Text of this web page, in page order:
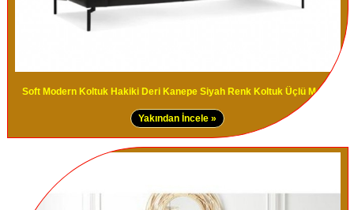
Soft Modern Koltuk Hakiki Deri Kanepe Siyah Renk Koltuk Üçlü Modeli
Yakından İncele »